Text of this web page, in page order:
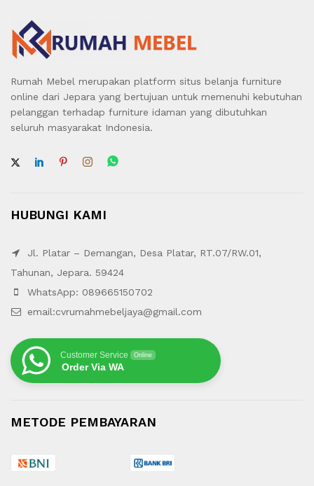
Rumah Mebel merupakan platform situs belanja furniture
online dari Jepara yang bertujuan untuk memenuhi kebutuhan
pelanggan terhadap furniture idaman yang dibutuhkan
seluruh masyarakat Indonesia.
HUBUNGI KAMI
Jl. Platar – Demangan, Desa Platar, RT.07/RW.01,
Tahunan, Jepara. 59424
WhatsApp: 089665150702
email:cvrumahmebeljaya@gmail.com
Customer Service Online
Order Via WA
METODE PEMBAYARAN